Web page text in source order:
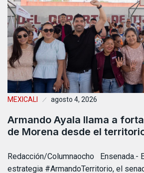
MEXICALI agosto 4, 2026
Armando Ayala llama a
de Morena desde el
Redacción/Columnaocho Ensenada.-
estrategia #ArmandoTerritorio, el